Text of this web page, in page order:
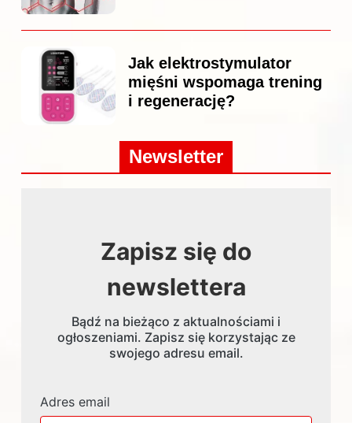
Jak elektrostymulator
mięśni wspomaga trening
i regenerację?
Newsletter
Zapisz się do
newslettera
Bądź na bieżąco z aktualnościami i
ogłoszeniami. Zapisz się korzystając ze
swojego adresu email.
Adres email